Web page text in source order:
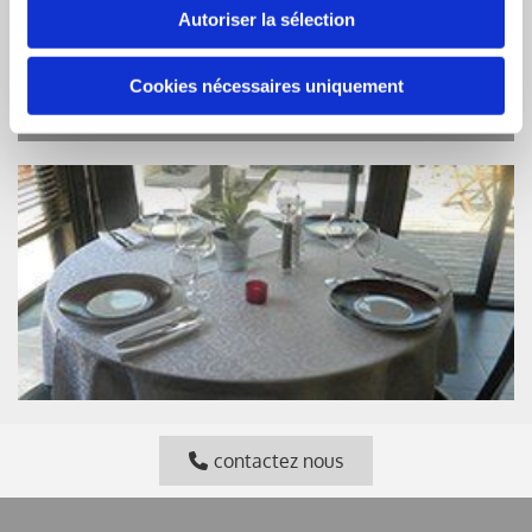
Autoriser la sélection
Cookies nécessaires uniquement
Contactez-nous
Suivez-nous
contactez nous